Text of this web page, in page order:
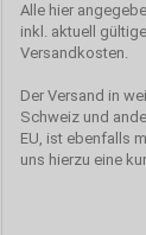
Alle hier
inkl. aktuell
Versandkosten.
Der Versand in
Schweiz und
EU, ist ebenfalls
uns hierzu eine